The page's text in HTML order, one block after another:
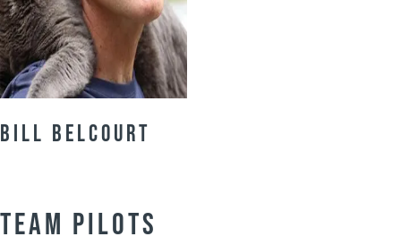
Bill Belcourt
TEAM PILOTS